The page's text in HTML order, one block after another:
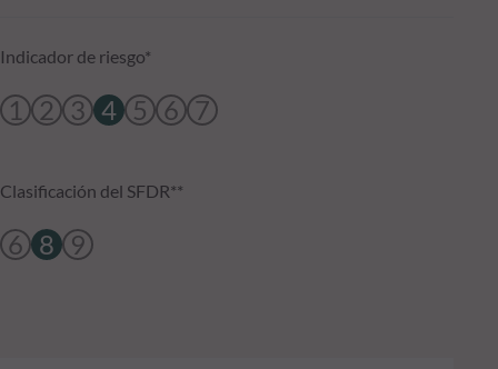
Indicador de riesgo*
1 2 3 4 5 6 7
Clasificación del SFDR**
6 8 9